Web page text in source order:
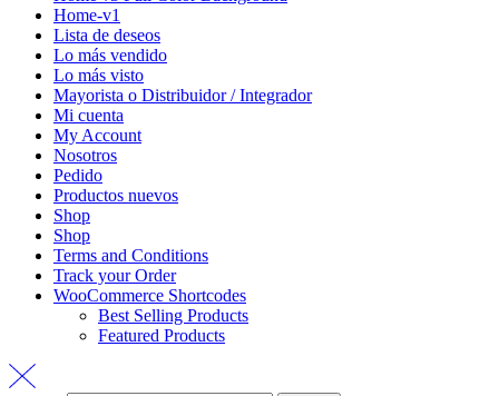
Home-v1
Lista de deseos
Lo más vendido
Lo más visto
Mayorista o Distribuidor / Integrador
Mi cuenta
My Account
Nosotros
Pedido
Productos nuevos
Shop
Shop
Terms and Conditions
Track your Order
WooCommerce Shortcodes
Best Selling Products
Featured Products